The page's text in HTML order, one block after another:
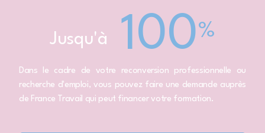
Jusqu'à 100%
Dans le cadre de votre reconversion professionnelle ou
recherche d'emploi, vous pouvez faire une demande auprès
de France Travail qui peut financer votre formation.